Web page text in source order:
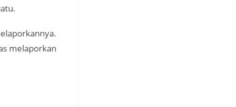
melaporkan